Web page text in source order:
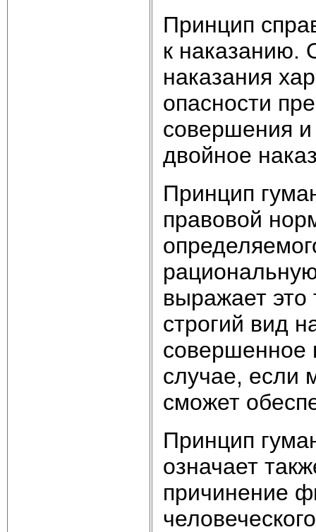
Принцип
к наказанию.
наказания
опасности
совершения и
двойное
Принцип
правовой
выражает это
строгий вид
совершенное
случае, если
сможет
Принцип
означает
причинение